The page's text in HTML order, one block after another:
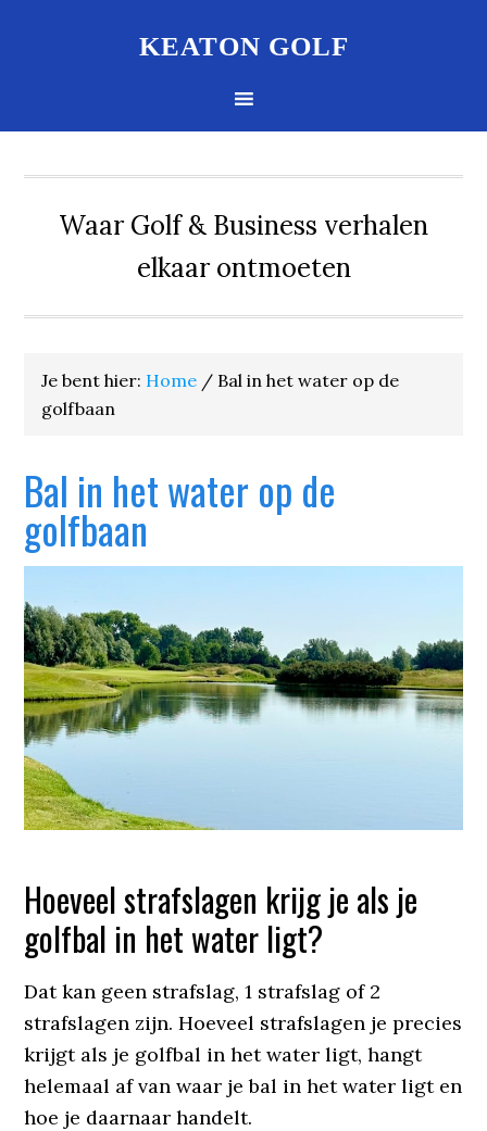
KEATON GOLF
Waar Golf & Business verhalen
elkaar ontmoeten
Je bent hier: Home / Bal in het water op de
golfbaan
Bal in het water op de
golfbaan
Hoeveel strafslagen krijg je als je
golfbal in het water ligt?
Dat kan geen strafslag, 1 strafslag of 2
strafslagen zijn. Hoeveel strafslagen je precies
krijgt als je golfbal in het water ligt, hangt
helemaal af van waar je bal in het water ligt en
hoe je daarnaar handelt.